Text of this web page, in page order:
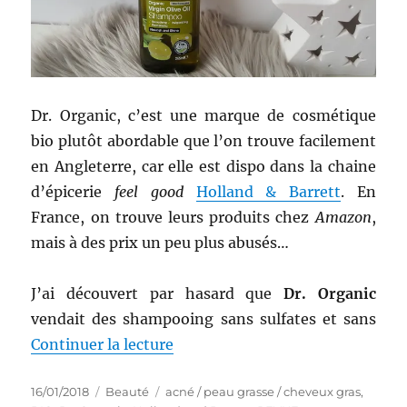
Dr. Organic, c’est une marque de cosmétique
bio plutôt abordable que l’on trouve facilement
en Angleterre, car elle est dispo dans la chaine
d’épicerie feel good Holland & Barrett. En
France, on trouve leurs produits chez Amazon,
mais à des prix un peu plus abusés…
J’ai découvert par hasard que Dr. Organic
vendait des shampooing sans sulfates et sans
Continuer la lecture
Publié
16/01/2018 Catégories
Beauté Étiquettes
acné / peau grasse / cheveux gras,